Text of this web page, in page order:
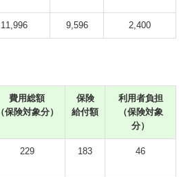
11,996 9,596 2,400
費用総額
（保険対象分）
保険
給付額
利用者負担
（保険対象
分）
229 183 46